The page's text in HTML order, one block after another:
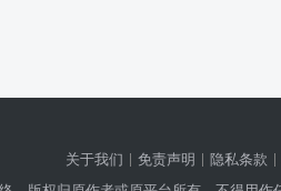
关于我们 免责声明 隐私条款